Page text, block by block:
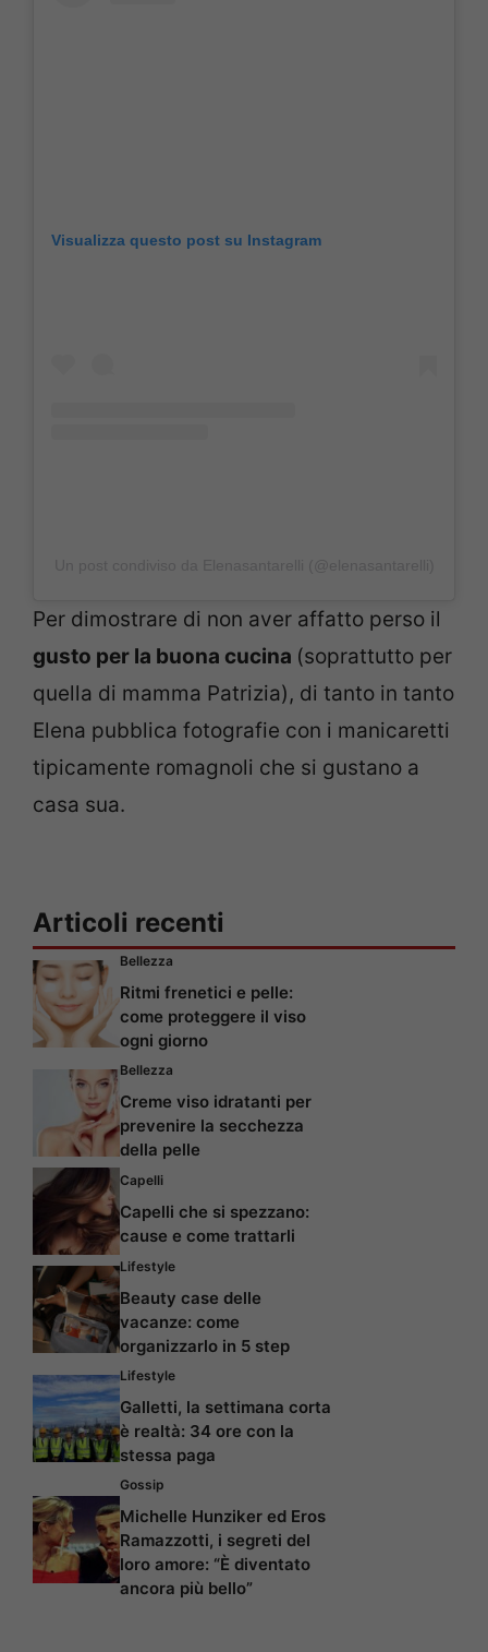
Visualizza questo post su Instagram
Per dimostrare di non aver affatto perso il
gusto per la buona cucina (soprattutto per
quella di mamma Patrizia), di tanto in tanto
Elena pubblica fotografie con i manicaretti
tipicamente romagnoli che si gustano a
casa sua.
Articoli recenti
Bellezza
Ritmi frenetici e pelle:
come proteggere il viso
ogni giorno
Bellezza
Creme viso idratanti per
prevenire la secchezza
della pelle
Capelli
Capelli che si spezzano:
cause e come trattarli
Lifestyle
Beauty case delle
vacanze: come
organizzarlo in 5 step
Lifestyle
Galletti, la settimana corta
è realtà: 34 ore con la
stessa paga
Gossip
Michelle Hunziker ed Eros
Ramazzotti, i segreti del
loro amore: “È diventato
ancora più bello”